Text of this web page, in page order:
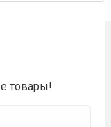
товары!